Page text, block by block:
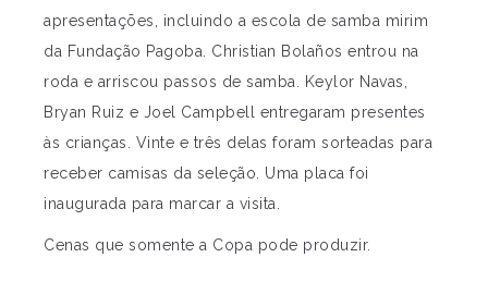
apresentações, incluindo a escola de samba mirim
da Fundação Pagoba. Christian Bolaños entrou na
roda e arriscou passos de samba. Keylor Navas,
Bryan Ruiz e Joel Campbell entregaram presentes
às crianças. Vinte e três delas foram sorteadas para
receber camisas da seleção. Uma placa foi
inaugurada para marcar a visita.
Cenas que somente a Copa pode produzir.